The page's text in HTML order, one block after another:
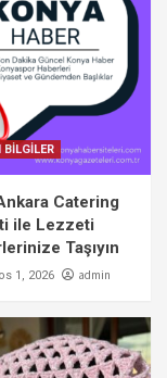
BİLGİLER
Catering
ile Lezzeti
Taşıyın
1, 2026 admin